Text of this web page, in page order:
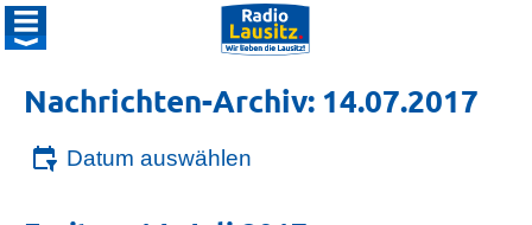
Nachrichten-Archiv: 14.07.2017
Datum auswählen